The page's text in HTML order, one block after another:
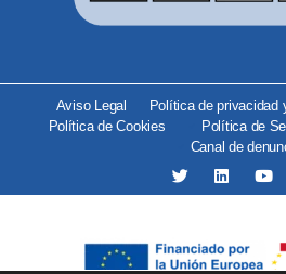
Aviso Legal
Política de privacidad
Política de Cookies
Política de
Canal de